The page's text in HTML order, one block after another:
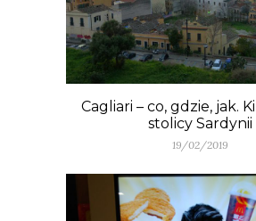
Cagliari – co, gdzie, jak.
stolicy Sardynii
19/02/2019